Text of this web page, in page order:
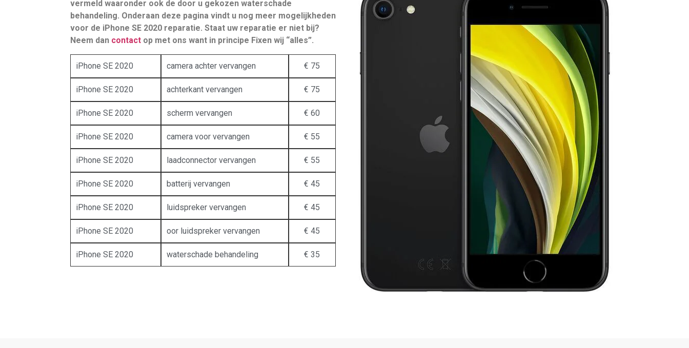
vermeld waaronder ook de door u gekozen waterschade
behandeling. Onderaan deze pagina vindt u nog meer mogelijkheden
voor de iPhone SE 2020 reparatie. Staat uw reparatie er niet bij?
Neem dan contact op met ons want in principe Fixen wij “alles”.
iPhone SE 2020 camera achter vervangen € 75
iPhone SE 2020 achterkant vervangen € 75
iPhone SE 2020 scherm vervangen € 60
iPhone SE 2020 camera voor vervangen € 55
iPhone SE 2020 laadconnector vervangen € 55
iPhone SE 2020 batterij vervangen € 45
iPhone SE 2020 luidspreker vervangen € 45
iPhone SE 2020 oor luidspreker vervangen € 45
iPhone SE 2020 waterschade behandeling € 35